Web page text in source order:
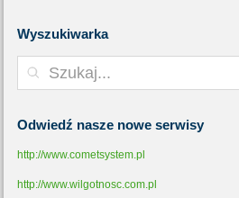
Wyszukiwarka
Odwiedź nasze nowe serwisy
http://www.cometsystem.pl
http://www.wilgotnosc.com.pl